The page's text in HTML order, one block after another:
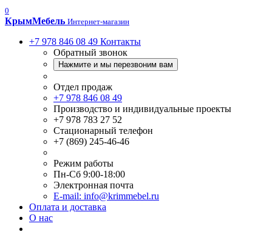
0
КрымМебель Интернет-магазин
+7 978 846 08 49 Контакты
Обратный звонок
Нажмите и мы перезвоним вам
Отдел продаж
+7 978 846 08 49
Производство и индивидуальные проекты
+7 978 783 27 52
Стационарный телефон
+7 (869) 245-46-46
Режим работы
Пн-Сб 9:00-18:00
Электронная почта
E-mail: info@krimmebel.ru
Оплата и доставка
О нас